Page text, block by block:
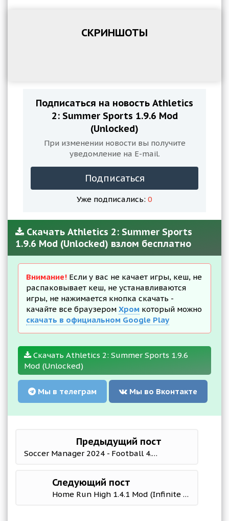
СКРИНШОТЫ
Подписаться на новость Athletics
2: Summer Sports 1.9.6 Mod
(Unlocked)
При изменении новости вы получите
уведомление на E-mail.
Подписаться
Уже подписались: 0
Скачать Athletics 2: Summer Sports
1.9.6 Mod (Unlocked) взлом бесплатно
Внимание! Если у вас не качает игры, кеш, не
распаковывает кеш, не устанавливаются
игры, не нажимается кнопка скачать -
качайте все браузером Хром который можно
скачать в официальном Google Play
Скачать Athletics 2: Summer Sports 1.9.6
Mod (Unlocked)
Мы в телеграм Мы во Вконтакте
Предыдущий пост
Soccer Manager 2024 - Football 4.3.2 Мод меню
Следующий пост
Home Run High 1.4.1 Mod (Infinite Money/Training Points)